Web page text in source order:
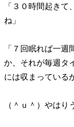
「３０時間起き
ね」
「７回眠れば一
か、それが毎週タ
には収まっている
（＾ｕ＾）やは